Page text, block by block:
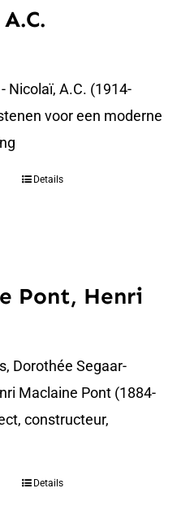
Nicolaï, A.C. (1914-
voor een moderne
Details
Pont, Henri
Dorothée Segaar-
Maclaine Pont (1884-
constructeur,
Details